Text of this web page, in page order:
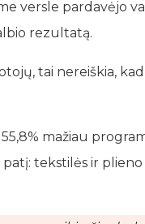
versle pardavėjo
rezultatą.
tai nereiškia,
mažiau
tekstilės ir